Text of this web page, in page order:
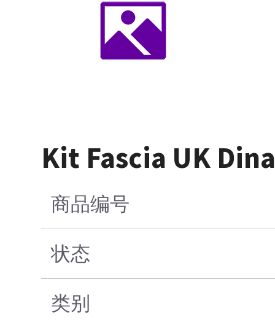
Kit Fascia UK
商品编号
状态
类别